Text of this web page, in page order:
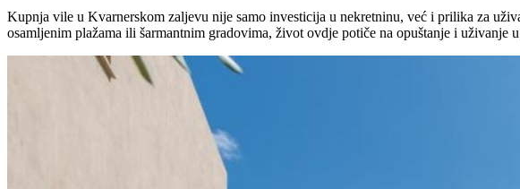
Kupnja vile u Kvarnerskom zaljevu nije samo investicija u nekretninu, već i prilika za
osamljenim plažama ili šarmantnim gradovima, život ovdje potiče na opuštanje i